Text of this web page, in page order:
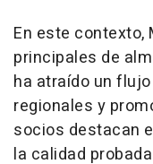
En este contexto,
principales de
ha atraído un
regionales y
socios destacan
la calidad